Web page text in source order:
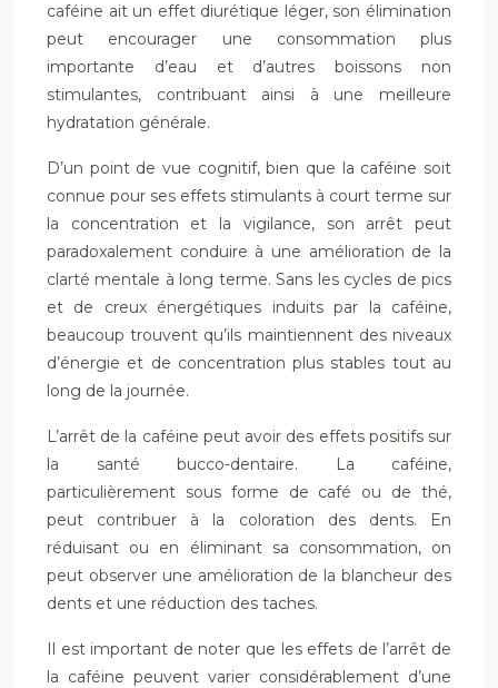
caféine ait un effet diurétique léger, son élimination
peut encourager une consommation plus
importante d’eau et d’autres boissons non
stimulantes, contribuant ainsi à une meilleure
hydratation générale.
D’un point de vue cognitif, bien que la caféine soit
connue pour ses effets stimulants à court terme sur
la concentration et la vigilance, son arrêt peut
paradoxalement conduire à une amélioration de la
clarté mentale à long terme. Sans les cycles de pics
et de creux énergétiques induits par la caféine,
beaucoup trouvent qu’ils maintiennent des niveaux
d’énergie et de concentration plus stables tout au
long de la journée.
L’arrêt de la caféine peut avoir des effets positifs sur
la santé bucco-dentaire. La caféine,
particulièrement sous forme de café ou de thé,
peut contribuer à la coloration des dents. En
réduisant ou en éliminant sa consommation, on
peut observer une amélioration de la blancheur des
dents et une réduction des taches.
Il est important de noter que les effets de l’arrêt de
la caféine peuvent varier considérablement d’une